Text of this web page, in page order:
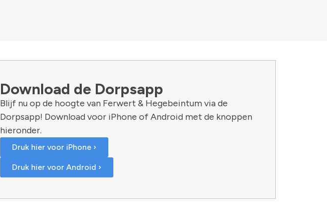
Download de Dorpsapp
Blijf nu op de hoogte van Ferwert & Hegebeintum via de
Dorpsapp! Download voor iPhone of Android met de knoppen
hieronder.
Druk hier voor iPhone ›
Druk hier voor Android ›